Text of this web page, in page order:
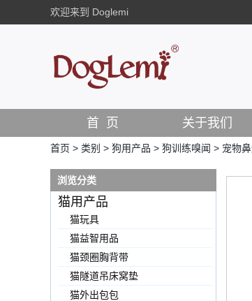
欢迎来到 Doglemi
首 页 关于我们
首页 > 类别 > 狗用产品 > 狗训练嗅闻 > 宠物
浏览分类
猫用产品
猫玩具
猫益智用品
猫颈圈胸背带
猫隧道吊床窝垫
猫外出包包